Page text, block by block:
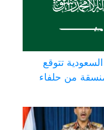
تتوقع
من حلفاء